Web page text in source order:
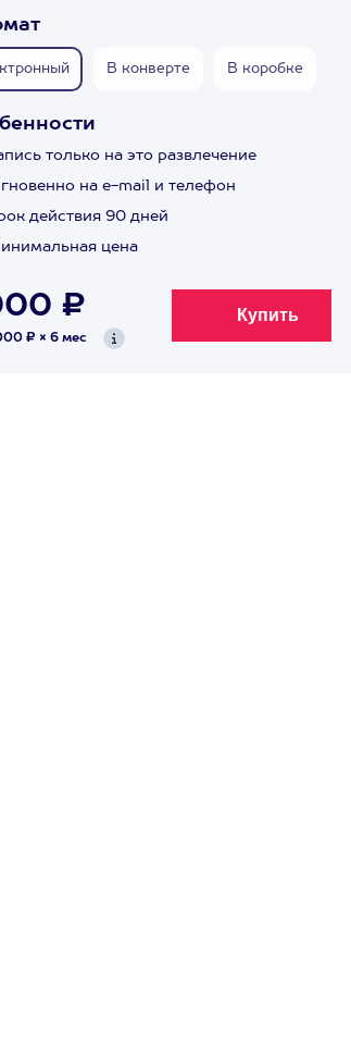
В конверте В коробке
только на это развлечение
на e-mail и телефон
действия 90 дней
цена
₽
₽ × 6 мес